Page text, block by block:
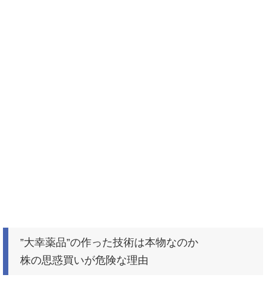
”大幸薬品”の作った技術は本物なのか
株の思惑買いが危険な理由